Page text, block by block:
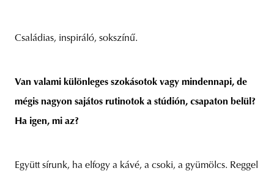
Családias, inspiráló, sokszínű.
Van valami különleges szokásotok vagy mindennapi, de
mégis nagyon sajátos rutinotok a stúdión, csapaton belül?
Ha igen, mi az?
Együtt sírunk, ha elfogy a kávé, a csoki, a gyümölcs. Reggel